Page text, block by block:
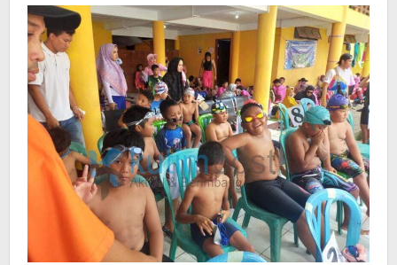
1
Perunggu